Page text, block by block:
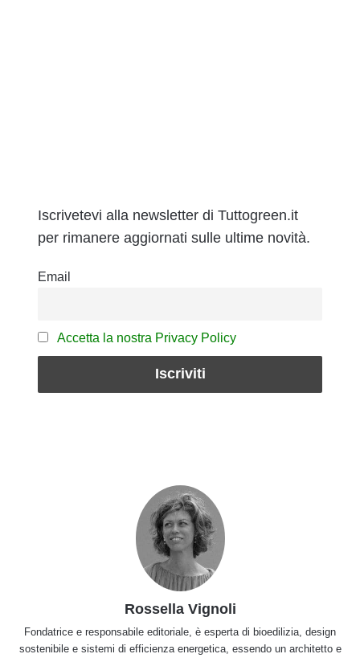
Iscrivetevi alla newsletter di Tuttogreen.it
per rimanere aggiornati sulle ultime novità.
Email
Accetta la nostra Privacy Policy
Rossella Vignoli
Fondatrice e responsabile editoriale, è esperta di bioedilizia, design
sostenibile e sistemi di efficienza energetica, essendo un architetto e